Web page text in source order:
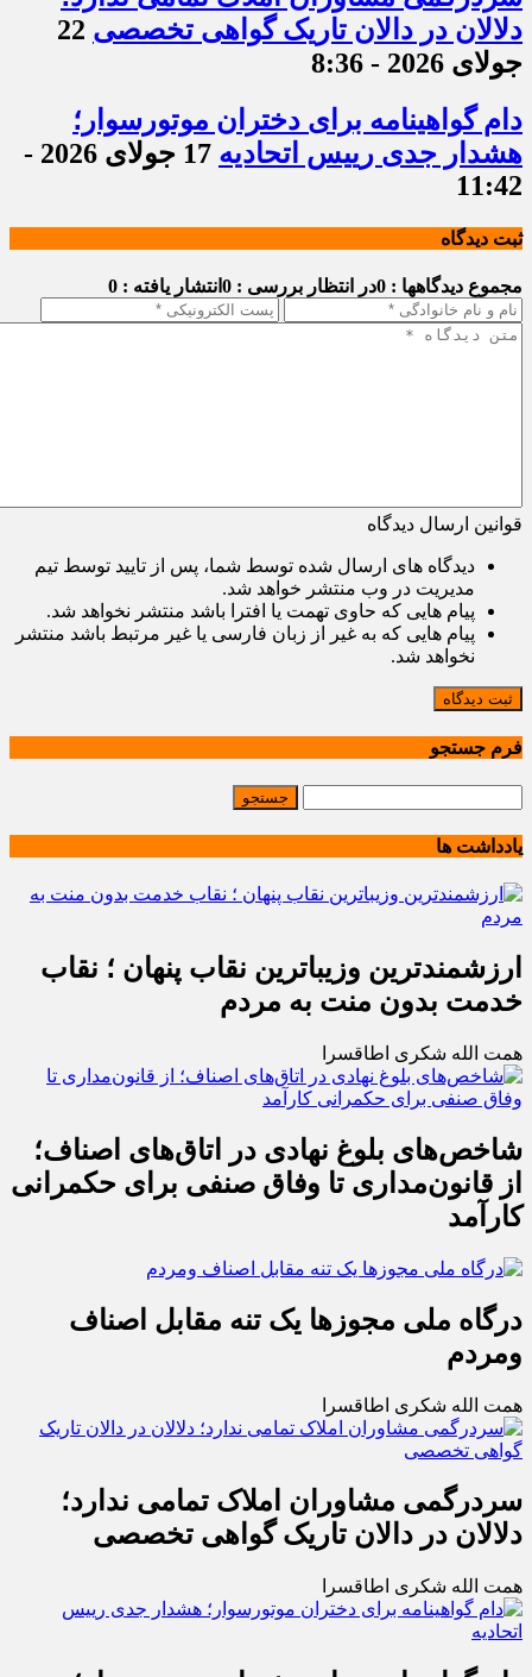
دلالان در دالان تاریک گواهی تخصصی 22
جولای 2026 - 8:36
دام گواهینامه برای دختران موتورسوار؛
هشدار جدی رییس اتحادیه
17 جولای 2026 -
11:42
ثبت دیدگاه
مجموع دیدگاهها : 0 در انتظار بررسی : 0 انتشار یافته : 0
قوانین ارسال دیدگاه
دیدگاه های ارسال شده توسط شما، پس از تایید توسط تیم
مدیریت در وب منتشر خواهد شد.
پیام هایی که حاوی تهمت یا افترا باشد منتشر نخواهد شد.
پیام هایی که به غیر از زبان فارسی یا غیر مرتبط باشد منتشر
نخواهد شد.
ثبت دیدگاه
فرم جستجو
یادداشت ها
ارزشمندترین وزیباترین نقاب پنهان ؛ نقاب
خدمت بدون منت به مردم
همت الله شکری اطاقسرا
شاخص‌های بلوغ نهادی در اتاق‌های اصناف؛
از قانون‌مداری تا وفاق صنفی برای حکمرانی
کارآمد
درگاه ملی مجوزها یک تنه مقابل اصناف
ومردم
همت الله شکری اطاقسرا
سردرگمی مشاوران املاک تمامی ندارد؛
دلالان در دالان تاریک گواهی تخصصی
همت الله شکری اطاقسرا